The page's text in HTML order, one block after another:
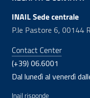
INAIL Sede centrale
P.le Pastore 6, 00144
Contact Center
(+39) 06.6001
Dal lunedì al venerdì
Inail risponde